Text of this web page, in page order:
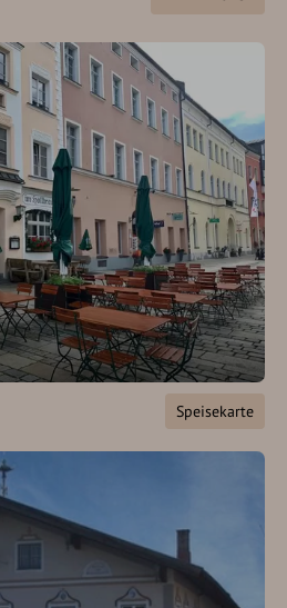
Speisekarte